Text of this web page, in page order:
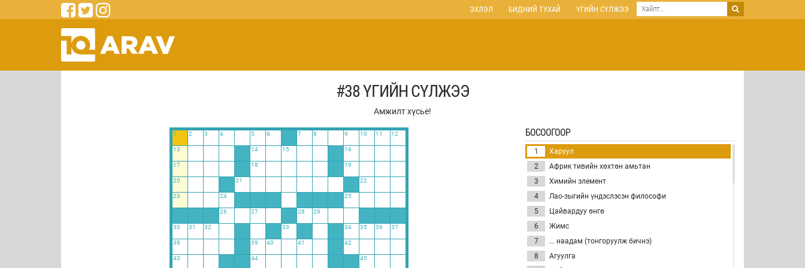
ЭХЛЭЛ БИДНИЙ ТУХАЙ ҮГИЙН СҮЛЖЭЭ
#38 ҮГИЙН СҮЛЖЭЭ
Амжилт хүсье!
1 2 3 4 5 6 7 8 9 10 11 12
13 14 15 16
17 18 19
20 21 22
23 24 25
26 27 28 29
30 31 32 33 34 35 36 37
38 39 40 41 42
43 44 45
БОСООГООР
1
Харуул
2
Африк тивийн хөхтөн амьтан
3
Химийн элемент
4
Лао-зыгийн үндэслэсэн философи
5
Цайвардуу өнгө
6
Жимс
7
... наадам (тонгоруулж бичнэ)
8
Агуулга